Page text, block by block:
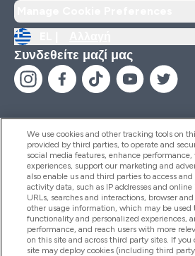
Συνδεθείτε μαζί μας
Βοήθεια & Πληροφορίες
Προϊόντα
Εταιρικές Πληροφορίες
We use cookies and other tracking tools on
provided by third parties, to operate and
social media features, enhance performance,
experiences, support our marketing and
also enable us and third parties to access
activity data, such as IP addresses and
URLs, searches and interactions, browser
other usage information, which may be used
functionality and personalized experiences,
performance, and reach users with more
on this site and across third party sites. If you
site may deploy cookies (including third